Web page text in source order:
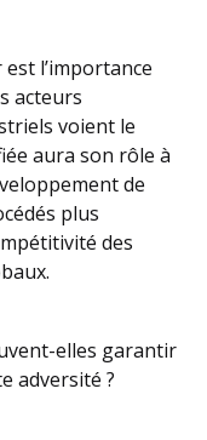
l’importance
acteurs
voient le
aura son rôle à
de
plus
des
elles garantir
adversité ?